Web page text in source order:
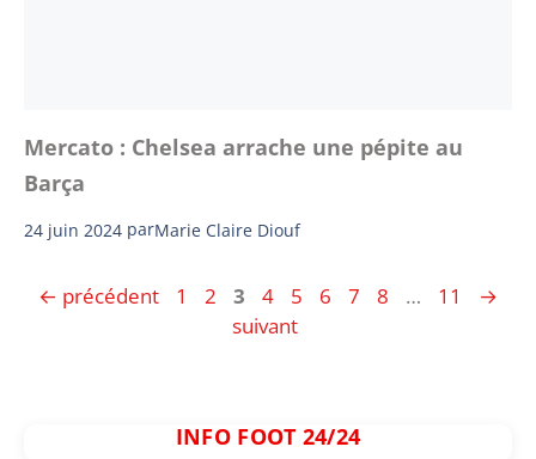
Mercato : Chelsea arrache une pépite au
Barça
24 juin 2024 parMarie Claire Diouf
← précédent Page
1 Page
2 Page
3 Page
4 Page
5 Page
6 Page
7 Page
8 … Page
11
→
suivant
INFO FOOT 24/24